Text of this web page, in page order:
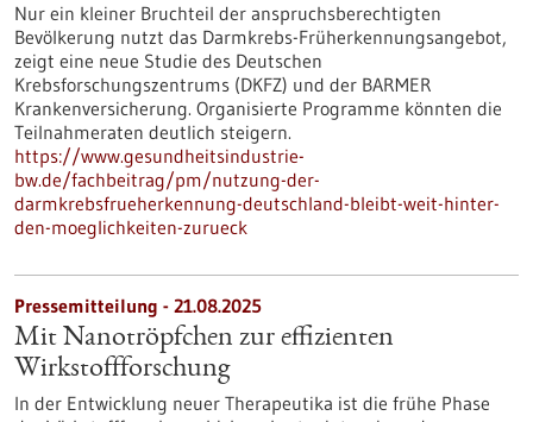
Nur ein kleiner Bruchteil der anspruchsberechtigten
Bevölkerung nutzt das Darmkrebs-Früherkennungsangebot,
zeigt eine neue Studie des Deutschen
Krebsforschungszentrums (DKFZ) und der BARMER
Krankenversicherung. Organisierte Programme könnten die
Teilnahmeraten deutlich steigern.
https://www.gesundheitsindustrie-
bw.de/fachbeitrag/pm/nutzung-der-
darmkrebsfrueherkennung-deutschland-bleibt-weit-hinter-
den-moeglichkeiten-zurueck
Pressemitteilung - 21.08.2025
Mit Nanotröpfchen zur effizienten
Wirkstoffforschung
In der Entwicklung neuer Therapeutika ist die frühe Phase